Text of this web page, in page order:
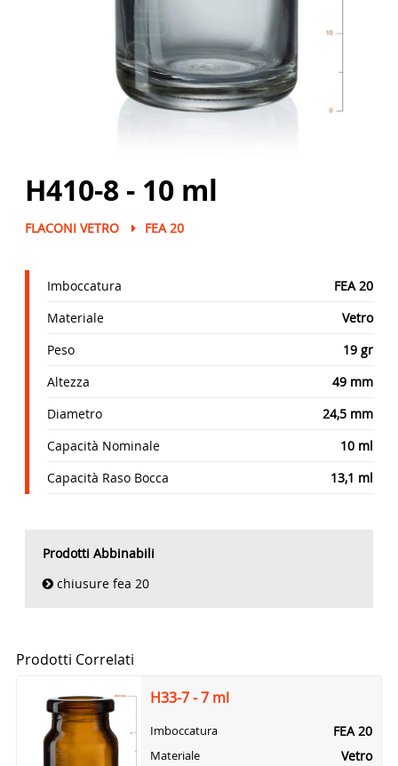
H410-8 - 10 ml
FLACONI VETRO FEA 20
Imboccatura
FEA 20
Materiale
Vetro
Peso
19 gr
Altezza
49 mm
Diametro
24,5 mm
Capacità Nominale
10 ml
Capacità Raso Bocca
13,1 ml
Prodotti Abbinabili
chiusure fea 20
Prodotti Correlati
H33-7 - 7 ml
Imboccatura FEA 20
Materiale Vetro